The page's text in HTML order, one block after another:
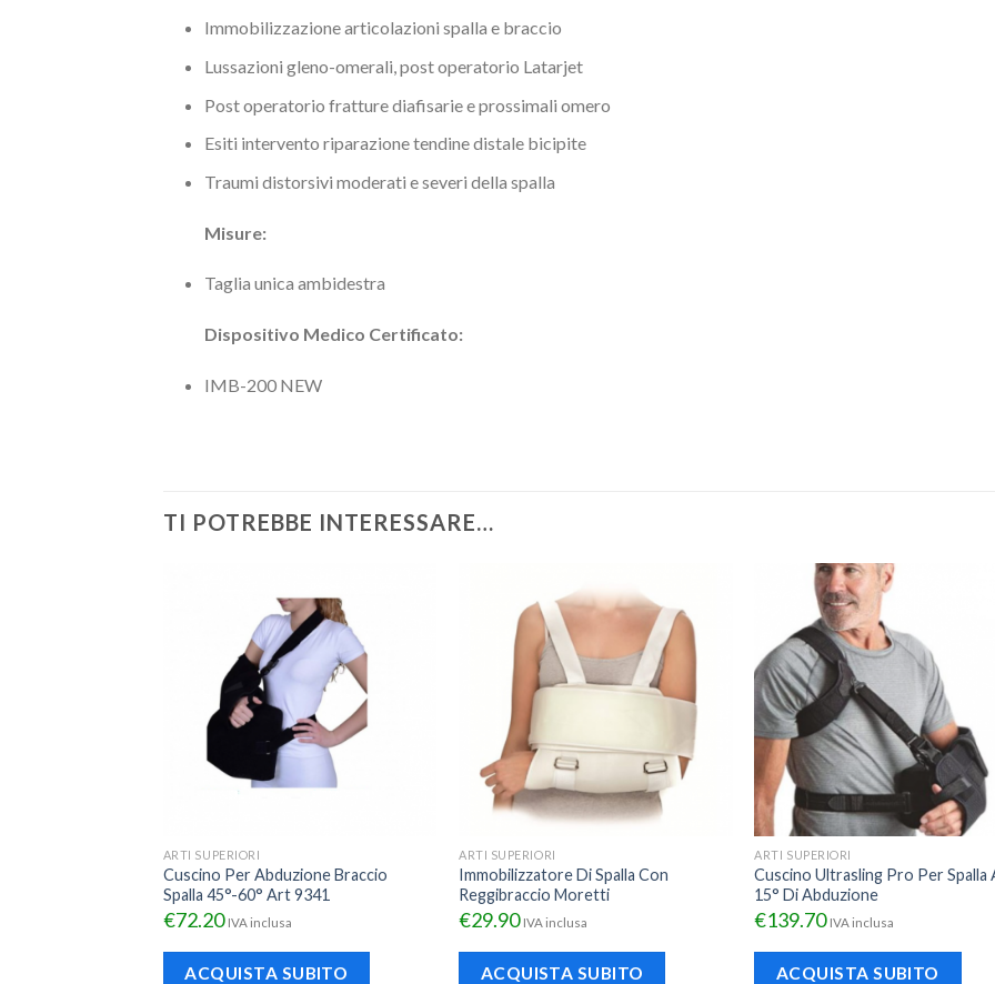
Immobilizzazione articolazioni spalla e braccio
Lussazioni gleno-omerali, post operatorio Latarjet
Post operatorio fratture diafisarie e prossimali omero
Esiti intervento riparazione tendine distale bicipite
Traumi distorsivi moderati e severi della spalla
Misure:
Taglia unica ambidestra
Dispositivo Medico Certificato:
IMB-200 NEW
TI POTREBBE INTERESSARE…
ARTI SUPERIORI
Cuscino Per Abduzione Braccio
Spalla 45°-60° Art 9341
€72.20 IVA inclusa
ACQUISTA SUBITO
ARTI SUPERIORI
Immobilizzatore Di Spalla Con
Reggibraccio Moretti
€29.90 IVA inclusa
ACQUISTA SUBITO
ARTI SUPERIORI
Cuscino Ultrasling Pro Per Spalla
15° Di Abduzione
€139.70 IVA inclusa
ACQUISTA SUBITO